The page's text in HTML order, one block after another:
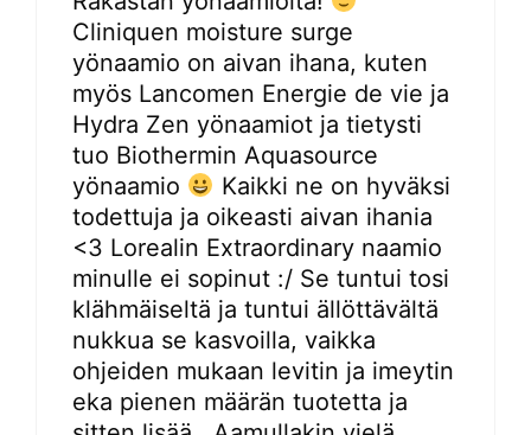
Cliniquen moisture surge
yönaamio on aivan ihana, kuten
myös Lancomen Energie de vie ja
Hydra Zen yönaamiot ja tietysti
tuo Biothermin Aquasource
yönaamio
Kaikki ne on hyväksi
todettuja ja oikeasti aivan ihania
<3 Lorealin Extraordinary naamio
minulle ei sopinut :/ Se tuntui tosi
klähmäiseltä ja tuntui ällöttävältä
nukkua se kasvoilla, vaikka
ohjeiden mukaan levitin ja imeytin
eka pienen määrän tuotetta ja